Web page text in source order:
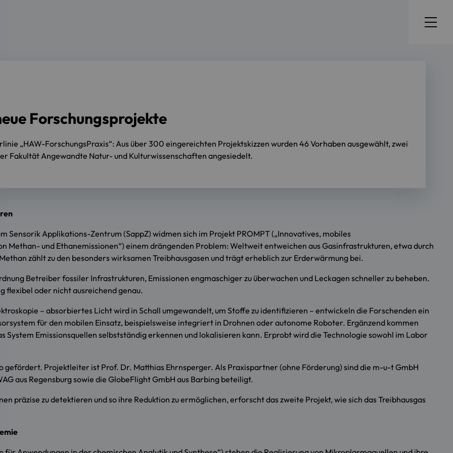
Forschungsprojekte
„HAW-ForschungsPraxis“: Aus über 300 eingereichten Projektskizzen wurden 46 Vorhaben ausgewählt, zwei
Fakultät Angewandte Natur- und Kulturwissenschaften angesiedelt.
Sensorik Applikations-Zentrum (SappZ) widmen sich im Projekt PROMPT („Innovatives, mobiles
Methan- und Ethanemissionen“) einem drängenden Problem: Weltweit entweichen aus Gasinfrastrukturen, etwa durch
zählt zu den besonders wirksamen Treibhausgasen und trägt erheblich zur Erderwärmung bei.
Betreiber fossiler Infrastrukturen, Emissionen engmaschiger zu überwachen und Leckagen schneller zu beheben.
flexibel oder nicht ausreichend genau.
– absorbiertes Licht wird in Schall umgewandelt, um Stoffe zu identifizieren – entwickeln die Forschenden ein
für den mobilen Einsatz, beispielsweise integriert in Drohnen oder autonome Roboter. Ergänzend kommen
System Emissionsquellen selbstständig erkennen und lokalisieren kann. Erprobt wird die Technologie sowohl im Labor
gefördert. Projektleiter ist Prof. Dr. Matthias Ehrnsperger. Als Praxispartner (ohne Förderung) sind die m-u-t GmbH
aus Regensburg sowie die GlobeFlight GmbH aus Barbing beteiligt.
präzise zu detektieren und so ihre Reduktion zu ermöglichen, erforscht das zweite Projekt, wie sich das Treibhausgas